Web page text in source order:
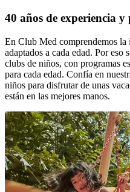
40 años de experiencia
En Club Med comprendemos la
adaptados a cada edad. Por eso
clubs de niños, con programas
para cada edad. Confía en
niños para disfrutar de unas
están en las mejores manos.